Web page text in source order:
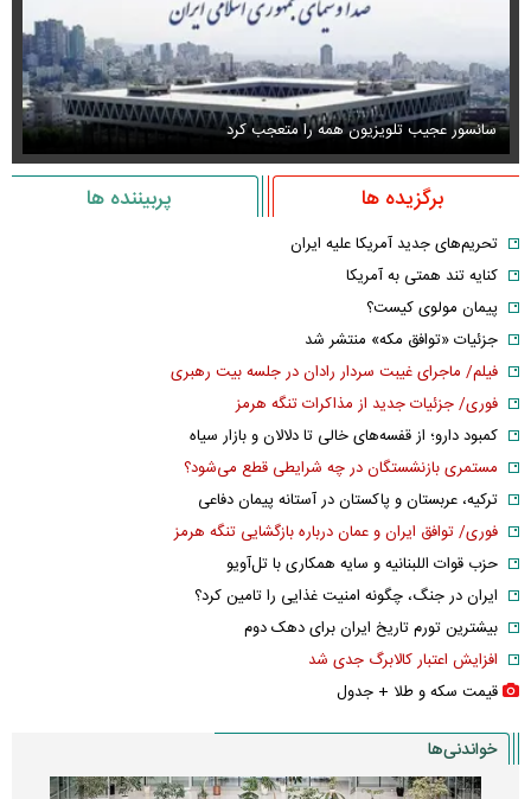
سانسور عجیب تلویزیون همه را متعجب کرد
برگزیده ها پربیننده ها
تحریم‌های جدید آمریکا علیه ایران
کنایه تند همتی به آمریکا
پیمان مولوی کیست؟
جزئیات «توافق مکه» منتشر شد
فیلم/ ماجرای غیبت سردار رادان در جلسه بیت رهبری
فوری/ جزئیات جدید از مذاکرات تنگه هرمز
کمبود دارو؛ از قفسه‌های خالی تا دلالان و بازار سیاه
مستمری بازنشستگان در چه شرایطی قطع می‌شود؟
ترکیه، عربستان و پاکستان در آستانه پیمان دفاعی
فوری/ توافق ایران و عمان درباره بازگشایی تنگه هرمز
حزب قوات اللبنانیه و سایه همکاری با تل‌آویو
ایران در جنگ، چگونه امنیت غذایی را تامین کرد؟
بیشترین تورم تاریخ ایران برای دهک دوم
افزایش اعتبار کالابرگ جدی شد
قیمت سکه و طلا + جدول
خواندنی‌ها